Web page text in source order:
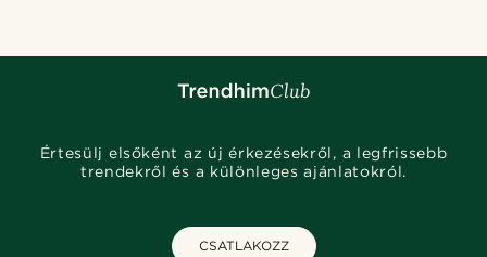
Értesülj elsőként az új érkezésekről, a legfrissebb
trendekről és a különleges ajánlatokról.
CSATLAKOZZ